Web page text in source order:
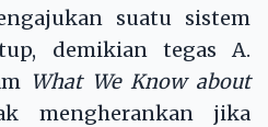
suatu sistem
demikian tegas A.
What We Know about
mengherankan jika